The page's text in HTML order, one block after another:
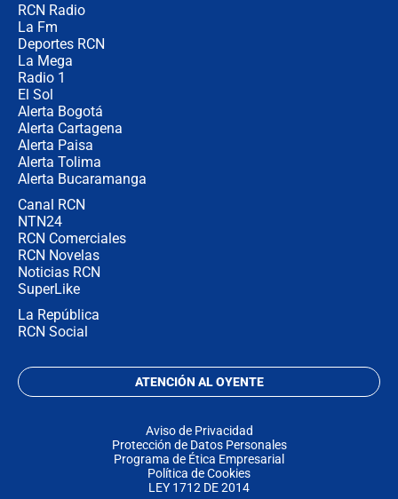
RCN Radio
La Fm
Deportes RCN
La Mega
Radio 1
El Sol
Alerta Bogotá
Alerta Cartagena
Alerta Paisa
Alerta Tolima
Alerta Bucaramanga
Canal RCN
NTN24
RCN Comerciales
RCN Novelas
Noticias RCN
SuperLike
La República
RCN Social
ATENCIÓN AL OYENTE
Aviso de Privacidad
Protección de Datos Personales
Programa de Ética Empresarial
Política de Cookies
LEY 1712 DE 2014